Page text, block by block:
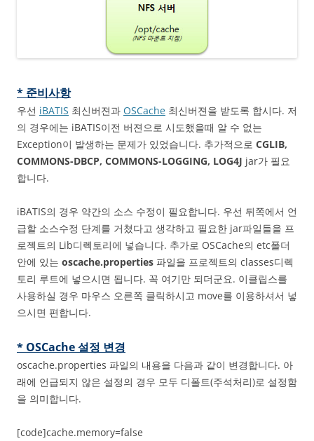
* 준비사항
우선 iBATIS 최신버젼과 OSCache 최신버젼을 받도록 합시다. 저
의 경우에는 iBATIS이전 버젼으로 시도했을때 알 수 없는
Exception이 발생하는 문제가 있었습니다. 추가적으로 CGLIB,
COMMONS-DBCP, COMMONS-LOGGING, LOG4J jar가 필요
합니다.
iBATIS의 경우 약간의 소스 수정이 필요합니다. 우선 뒤쪽에서 언
급할 소스수정 단계를 거쳤다고 생각하고 필요한 jar파일들을 프
로젝트의 Lib디렉토리에 넣습니다. 추가로 OSCache의 etc폴더
안에 있는 oscache.properties 파일을 프로젝트의 classes디렉
토리 루트에 넣으시면 됩니다. 꼭 여기만 되더군요. 이클립스를
사용하실 경우 마우스 오른쪽 클릭하시고 move를 이용하셔서 넣
으시면 편합니다.
* OSCache 설정 변경
oscache.properties 파일의 내용을 다음과 같이 변경합니다. 아
래에 언급되지 않은 설정의 경우 모두 디폴트(주석처리)로 설정함
을 의미합니다.
[code]cache.memory=false